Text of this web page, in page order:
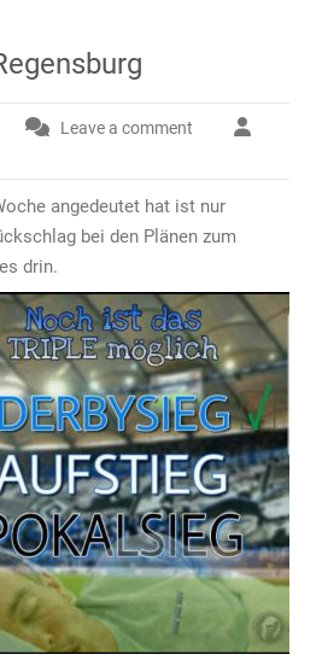
Leave a comment
angedeutet hat ist nur
bei den Plänen zum
drin.